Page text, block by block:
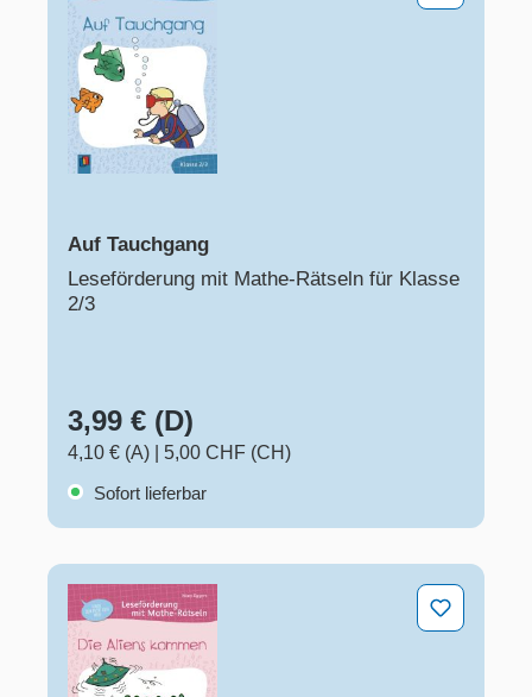
Auf Tauchgang
Leseförderung mit Mathe-Rätseln für Klasse
2/3
3,99 € (D)
4,10 € (A)
5,00 CHF (CH)
Sofort lieferbar
Die Aliens kommen